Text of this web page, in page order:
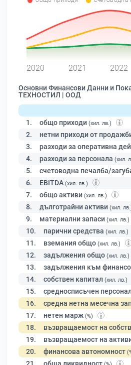
2020 2021 2022
Основни Финансови Данни и
ТЕХНОСТИЛ | ООД
1. общо приходи (хил. лв.)
2. нетни приходи от
3. разходи за оперативна
4. разходи за персонала (хил.
5. счетоводна печалба/
6. EBITDA (хил. лв.)
7. общо активи (хил. лв.)
8. дълготрайни активи (хил.
9. материални запаси (хил. лв.)
10. парични средства (хил. лв.)
11. вземания общо (хил. лв.)
12. задължения общо (хил. лв.)
13. задължения към
14. собствен капитал (хил. лв.)
15. средносписъчен
16. средна нетна месечна
17. нетен марж (%)
18. възвращаемост на
19. възвращаемост на
20. финансова автономност